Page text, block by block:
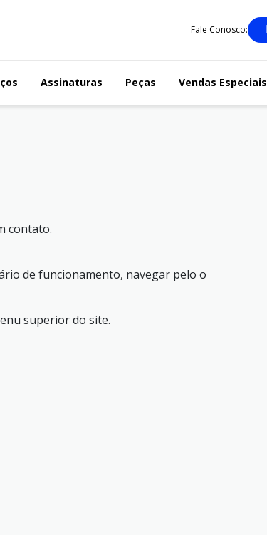
Fale Conosco:
Assinaturas Peças Vendas Especiais
contato.
de funcionamento, navegar pelo o
superior do site.